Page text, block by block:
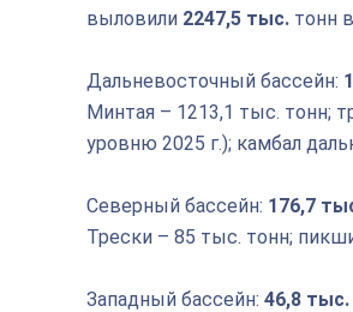
выловили 2247,5 тыс. тонн
Дальневосточный бассейн:
Минтая – 1213,1 тыс. тонн;
уровню 2025 г.); камбал
Северный бассейн: 176,7
Трески – 85 тыс. тонн;
Западный бассейн: 46,8 тыс.